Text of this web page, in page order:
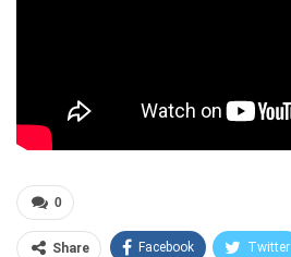
0
Share Facebook Twitter